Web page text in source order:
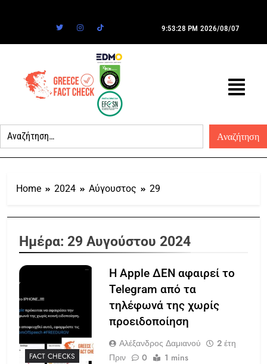
9:53:28 PM 2026/08/07
Home 2024 Αύγουστος 29
Ημέρα: 29 Αυγούστου 2024
FACT CHECKS
Η Apple ΔΕΝ αφαιρεί το
Telegram από τα
τηλέφωνά της χωρίς
προειδοποίηση
Αλέξανδρος Δαμιανού
2 έτη
Πριν
0 1 mins